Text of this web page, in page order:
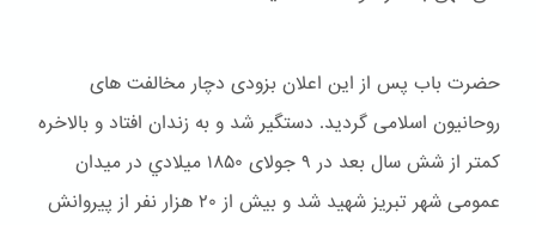
حضرت باب پس از این اعلان بزودی دچار مخالفت های
روحانیون اسلامی گردید. دستگیر شد و به زندان افتاد و بالاخره
کمتر از شش سال بعد در ۹ جولای ۱۸۵۰ ميلادي در میدان
عمومی شهر تبریز شهید شد و بیش از ۲۰ هزار نفر از پیروانش